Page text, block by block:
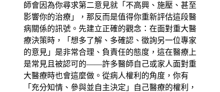
師會因為你尋求第二意見就「不高興、施壓、甚至
影響你的治療」，那反而是值得你重新評估這段醫
病關係的訊號。先建立正確的觀念：在面對重大醫
療決策時，「想多了解、多確認、徵詢另一位專家
的意見」是非常合理、負責任的態度，這在醫療上
是常見且被認可的——許多醫師自己或家人面對重
大醫療時也會這麼做。從病人權利的角度，你有
「充分知情、參與並自主決定」自己醫療的權利，